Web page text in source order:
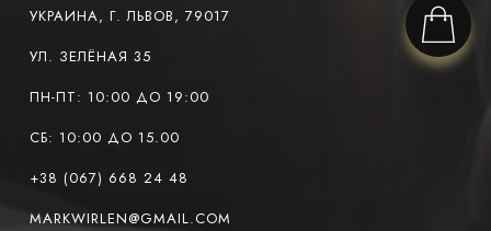
УКРАИНА, Г. ЛЬВОВ, 79017
УЛ. ЗЕЛЁНАЯ 35
ПН-ПТ: 10:00 ДО 19:00
СБ: 10:00 ДО 15.00
+38 (067) 668 24 48
MARKWIRLEN@GMAIL.COM